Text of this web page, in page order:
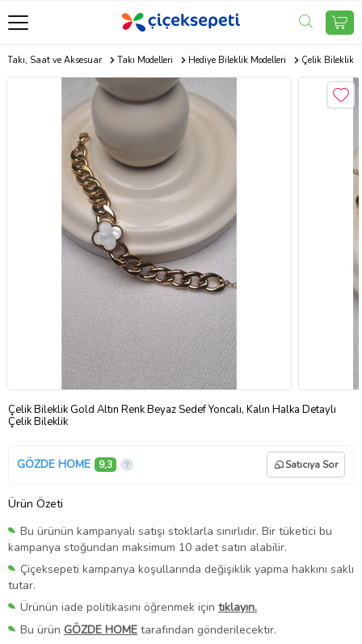
Takı, Saat ve Aksesuar Takı Modelleri Hediye Bileklik Modelleri Çelik Bileklik
Çelik Bileklik Gold Altın Renk Beyaz Sedef Yoncalı, Kalın Halka Detaylı
Çelik Bileklik
GÖZDE HOME 9,3 Satıcıya Sor
Ürün Özeti
Bu ürünün kampanyalı satışı stoklarla sınırlıdır. Bir tüketici bu
kampanya stoğundan maksimum 10 adet satın alabilir.
Çiçeksepeti kampanya koşullarında değişiklik yapma hakkını saklı
tutar.
Ürünün iade politikasını öğrenmek için tıklayın.
Bu ürün GÖZDE HOME tarafından gönderilecektir.